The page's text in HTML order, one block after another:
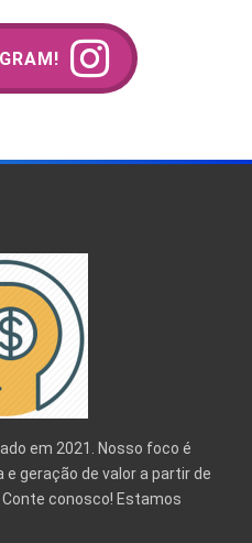
em 2021. Nosso foco é
geração de valor a partir de
conosco! Estamos